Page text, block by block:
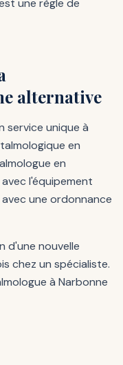
une règle de
alternative
service unique à
en
en
l'équipement
une ordonnance
d'une nouvelle
chez un spécialiste.
à Narbonne